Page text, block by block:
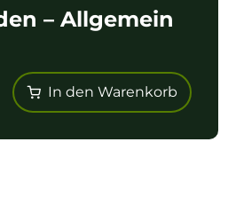
– Allgemein
In den Warenkorb